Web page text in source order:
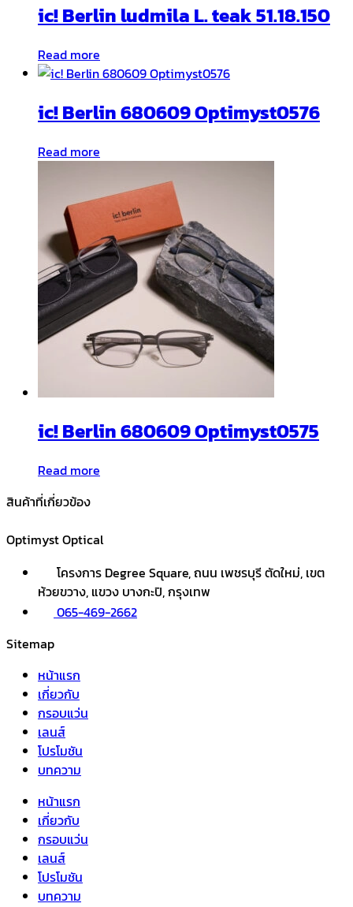
ic! Berlin ludmila L. teak 51.18.150
Read more
ic! Berlin 680609 Optimyst0576
Read more
ic! Berlin 680609 Optimyst0575
Read more
สินค้าที่เกี่ยวข้อง
Optimyst Optical
โครงการ Degree Square, ถนน เพชรบุรี ตัดใหม่, เขต
ห้วยขวาง, แขวง บางกะปิ, กรุงเทพ
065-469-2662
Sitemap
หน้าแรก
เกี่ยวกับ
กรอบแว่น
เลนส์
โปรโมชัน
บทความ
หน้าแรก
เกี่ยวกับ
กรอบแว่น
เลนส์
โปรโมชัน
บทความ